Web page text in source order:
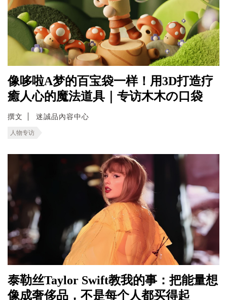
像哆啦A梦的百宝袋一样！用3D打造疗
癒人心的魔法道具｜专访木木の口袋
撰文 迷誠品內容中心
人物专访
泰勒丝Taylor Swift教我的事：把能量想
像成奢侈品，不是每个人都买得起